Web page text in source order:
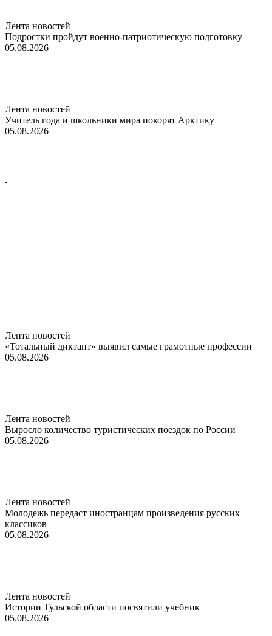
Лента новостей
Подростки пройдут военно-патриотическую подготовку
05.08.2026
Лента новостей
Учитель года и школьники мира покорят Арктику
05.08.2026
Лента новостей
«Тотальный диктант» выявил самые грамотные профессии
05.08.2026
Лента новостей
Выросло количество туристических поездок по России
05.08.2026
Лента новостей
Молодежь передаст иностранцам произведения русских
классиков
05.08.2026
Лента новостей
Истории Тульской области посвятили учебник
05.08.2026